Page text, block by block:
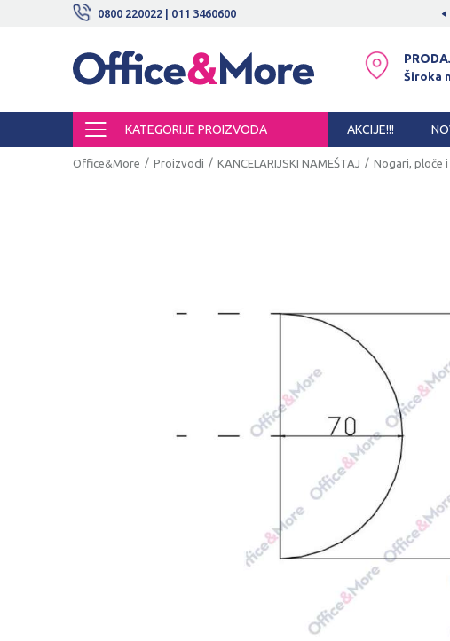
0800 220022 | 011 3460600
ISPORUKE! SIGURNO PLAĆANJE PLATNIM KARTICAMA!
Široka
KATEGORIJE PROIZVODA AKCIJE!!!
Office&More Proizvodi KANCELARIJSKI NAMEŠTAJ Nogari, ploče